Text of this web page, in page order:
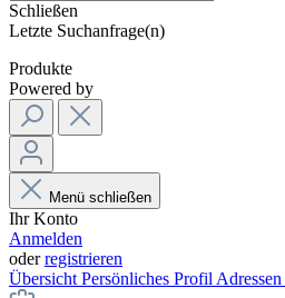
Schließen
Letzte Suchanfrage(n)
Produkte
Powered by
Menü schließen
Ihr Konto
Anmelden
oderregistrieren
Übersicht Persönliches Profil Adressen